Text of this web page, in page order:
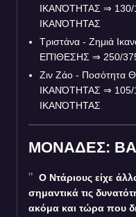
ΙΚΑΝΌΤΗΤΑΣ ⇒
ΙΚΑΝΌΤΗΤΑΣ
Τριστάνα - Ζημιά
ΕΠΊΘΕΣΗΣ ⇒ 250/
Ζιν Ζάο - Ποσότητα
ΙΚΑΝΌΤΗΤΑΣ ⇒
ΙΚΑΝΌΤΗΤΑΣ
ΜΟΝΑΔΕΣ:
Ο Ντάριους είχε
σημαντικά τις
ακόμα και τώρα που